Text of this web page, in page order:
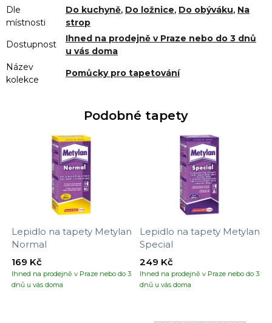
Dle
místnosti
Do kuchyně, Do ložnice, Do obýváku, Na
strop
Dostupnost
Ihned na prodejně v Praze nebo do 3 dnů
u vás doma
Název
kolekce
Pomůcky pro tapetování
Podobné tapety
Lepidlo na tapety Metylan
Normal
Ihned na prodejně v Praze nebo do 3
dnů u vás doma
169 Kč
Lepidlo na tapety Metylan
Special
Ihned na prodejně v Praze nebo do 3
dnů u vás doma
249 Kč